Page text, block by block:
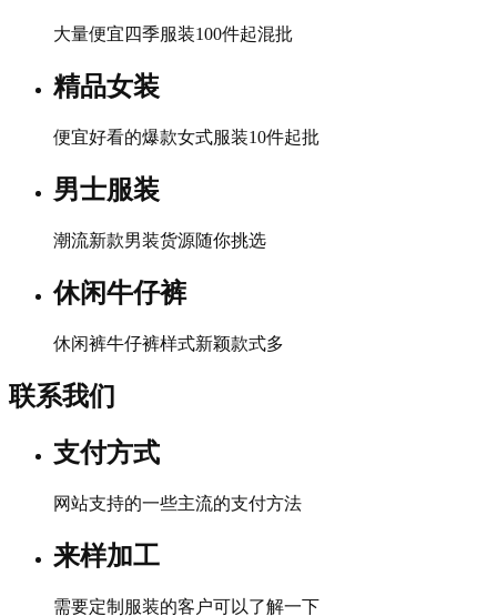
大量便宜四季服装100件起混批
精品女装
便宜好看的爆款女式服装10件起批
男士服装
潮流新款男装货源随你挑选
休闲牛仔裤
休闲裤牛仔裤样式新颖款式多
联系我们
支付方式
网站支持的一些主流的支付方法
来样加工
需要定制服装的客户可以了解一下